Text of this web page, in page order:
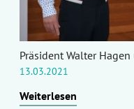
Präsident Walter
13.03.2021
Weiterlesen